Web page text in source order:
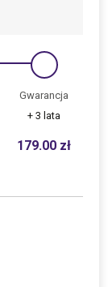
Gwarancja
+ 3 lata
179.00 zł